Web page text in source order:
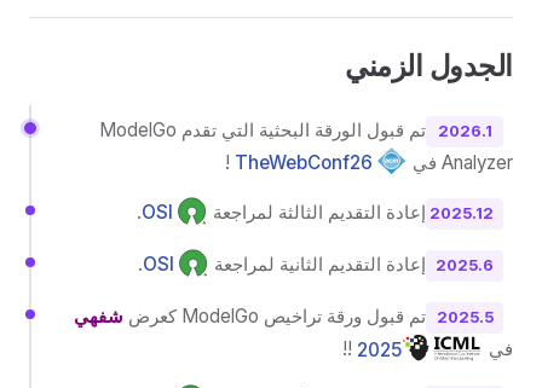
الجدول الزمني
2026.1
تم قبول الورقة البحثية التي تقدم ModelGo
Analyzer في
TheWebConf26
!
2025.12 إعادة التقديم الثالثة لمراجعة OSI
.
2025.6 إعادة التقديم الثانية لمراجعة OSI
.
2025.5 تم قبول ورقة تراخيص ModelGo كعرض
شفهي
في
2025
!!